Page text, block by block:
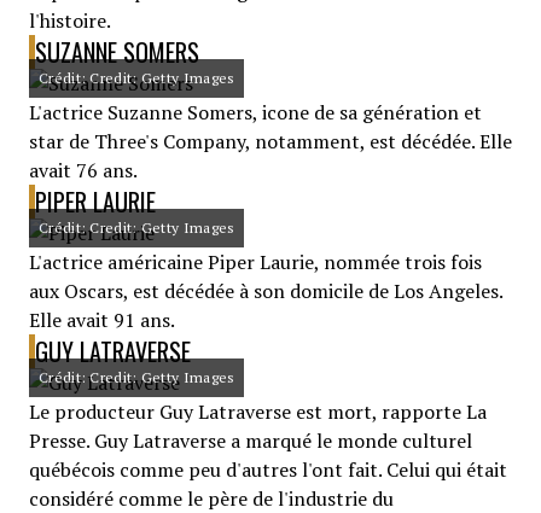
l'histoire.
SUZANNE SOMERS
Crédit: Credit: Getty Images
L'actrice Suzanne Somers, icone de sa génération et
star de Three's Company, notamment, est décédée. Elle
avait 76 ans.
PIPER LAURIE
Crédit: Credit: Getty Images
L'actrice américaine Piper Laurie, nommée trois fois
aux Oscars, est décédée à son domicile de Los Angeles.
Elle avait 91 ans.
GUY LATRAVERSE
Crédit: Credit: Getty Images
Le producteur Guy Latraverse est mort, rapporte La
Presse. Guy Latraverse a marqué le monde culturel
québécois comme peu d'autres l'ont fait. Celui qui était
considéré comme le père de l'industrie du